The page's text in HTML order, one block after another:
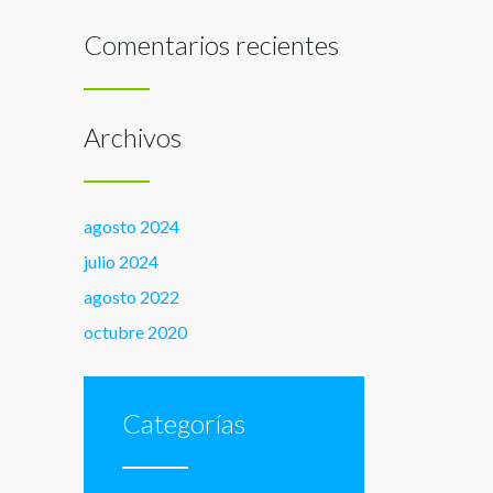
Comentarios recientes
Archivos
agosto 2024
julio 2024
agosto 2022
octubre 2020
Categorías